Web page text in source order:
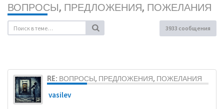
ВОПРОСЫ, ПРЕДЛОЖЕНИЯ, ПОЖЕЛАНИЯ
3933 сообщения
RE: ВОПРОСЫ, ПРЕДЛОЖЕНИЯ, ПОЖЕЛАНИЯ
vasilev